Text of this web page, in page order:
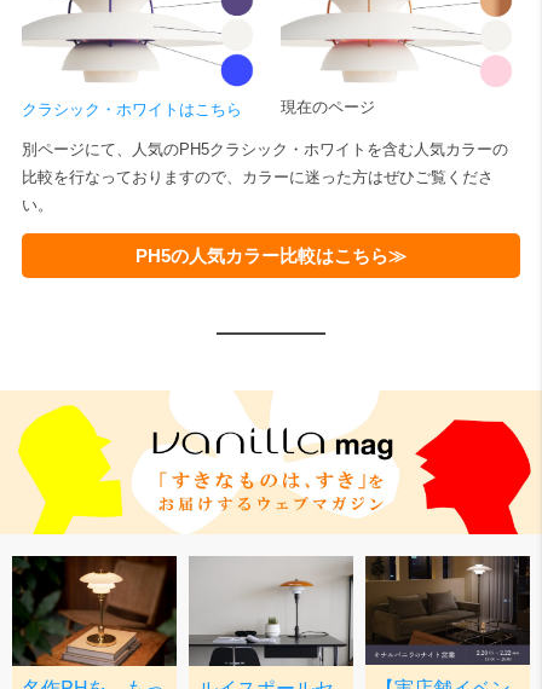
クラシック・ホワイトはこちら 現在のページ
別ページにて、人気のPH5クラシック・ホワイトを含む人気カラーの
比較を行なっておりますので、カラーに迷った方はぜひご覧くださ
い。
PH5の人気カラー比較はこちら≫